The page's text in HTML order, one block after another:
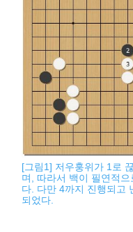
[그림1] 저우훙위가 1로
며, 따라서 백이 필연적
다. 다만 4까지 진행되고
되었다.